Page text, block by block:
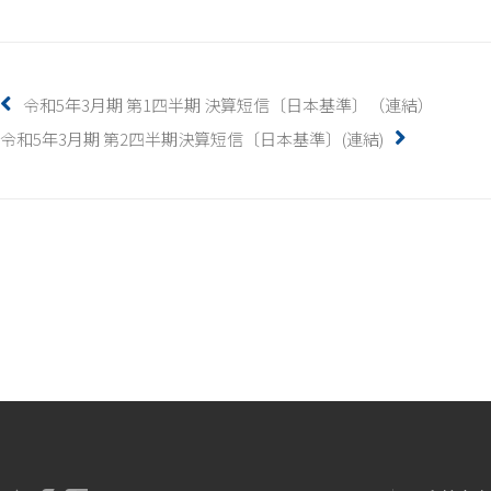
令和5年3月期 第1四半期 決算短信〔日本基準〕（連結）
令和5年3月期 第2四半期決算短信〔日本基準〕(連結)